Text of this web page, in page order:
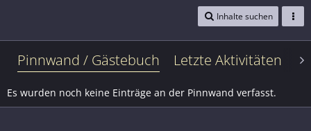
Inhalte suchen
Pinnwand / Gästebuch Letzte Aktivitäten
Es wurden noch keine Einträge an der Pinnwand verfasst.